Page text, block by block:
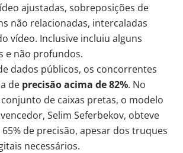
ajustadas, sobreposições de
não relacionadas, intercaladas
vídeo. Inclusive incluiu alguns
e não profundos.
dados públicos, os concorrentes
de precisão acima de 82%. No
de caixas pretas, o modelo
Selim Seferbekov, obteve
de precisão, apesar dos truques
necessários.